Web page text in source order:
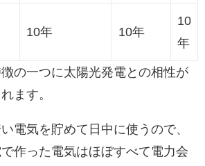
10年 10年
10
年
の一つに太陽光発電との相性が
ます。
電気を貯めて日中に使うので、
作った電気はほぼすべて電力会